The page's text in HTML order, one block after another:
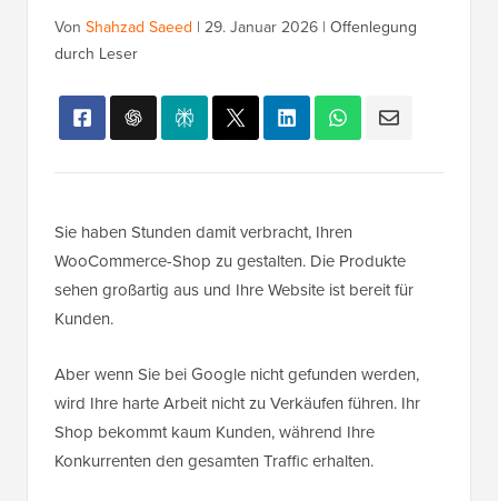
Von Shahzad Saeed | 29. Januar 2026 | Offenlegung
durch Leser
Sie haben Stunden damit verbracht, Ihren
WooCommerce-Shop zu gestalten. Die Produkte
sehen großartig aus und Ihre Website ist bereit für
Kunden.
Aber wenn Sie bei Google nicht gefunden werden,
wird Ihre harte Arbeit nicht zu Verkäufen führen. Ihr
Shop bekommt kaum Kunden, während Ihre
Konkurrenten den gesamten Traffic erhalten.